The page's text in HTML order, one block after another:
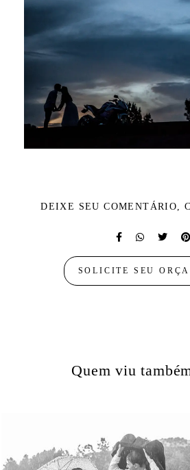
DEIXE SEU COMENTÁRIO,
SOLICITE SEU
Quem viu